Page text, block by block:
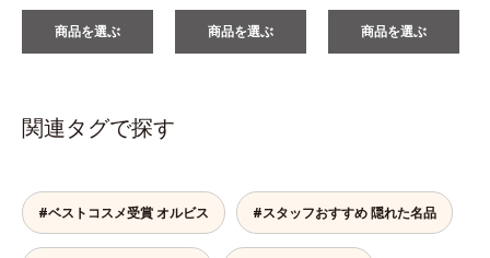
商品を選ぶ 商品を選ぶ 商品を選ぶ
関連タグで探す
#ベストコスメ受賞 オルビス #スタッフおすすめ 隠れた名品